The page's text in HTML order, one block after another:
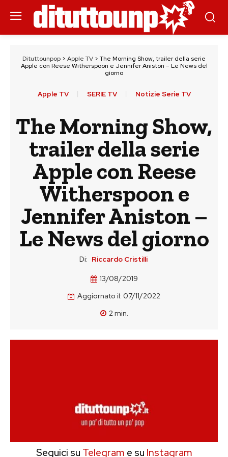
Dituttounpop > Apple TV > The Morning Show, trailer della serie
Apple con Reese Witherspoon e Jennifer Aniston – Le News del
giorno
Apple TV SERIE TV Notizie Serie TV
The Morning Show,
trailer della serie
Apple con Reese
Witherspoon e
Jennifer Aniston –
Le News del giorno
Di: Riccardo Cristilli
13/08/2019
Aggiornato il: 07/11/2022
2min.
Seguici su Telegram e su Instagram